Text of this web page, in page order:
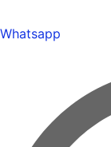
Whatsapp